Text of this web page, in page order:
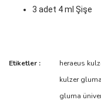
3 adet 4 ml Şişe
Bu
Bu ürünün fiyat bilgisi,
tarafımıza iletebilirsiniz.
Görüş ve önerileriniz
Etiketler : heraeus
kulzer
gluma